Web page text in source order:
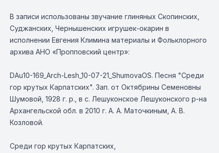
В записи использованы звучание глиняных Скопинских,
Суджанских, Чернышенских игрушек-окарин в
исполнении Евгения Климина материалы и Фольклорного
архива АНО «Пропповский центр»:
DAu10-169_Arch-Lesh_10-07-21_ShumovaOS. Песня "Среди
гор крутых Карпатских". Зап. от Октябрины Семеновны
Шумовой, 1928 г. р., в с. Лешуконское Лешуконского р-на
Архангельской обл. в 2010 г. А. А. Маточкиным, А. В.
Козловой.
Среди гор крутых Карпатских,